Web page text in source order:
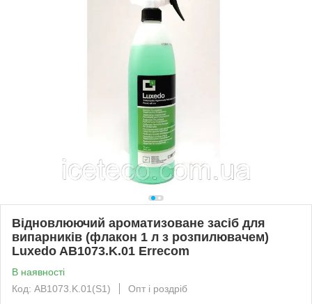
Відновлюючий ароматизоване засіб для
випарників (флакон 1 л з розпилювачем)
Luxedo AB1073.K.01 Errecom
В наявності
Код: AB1073.K.01(S1)
Опт і роздріб